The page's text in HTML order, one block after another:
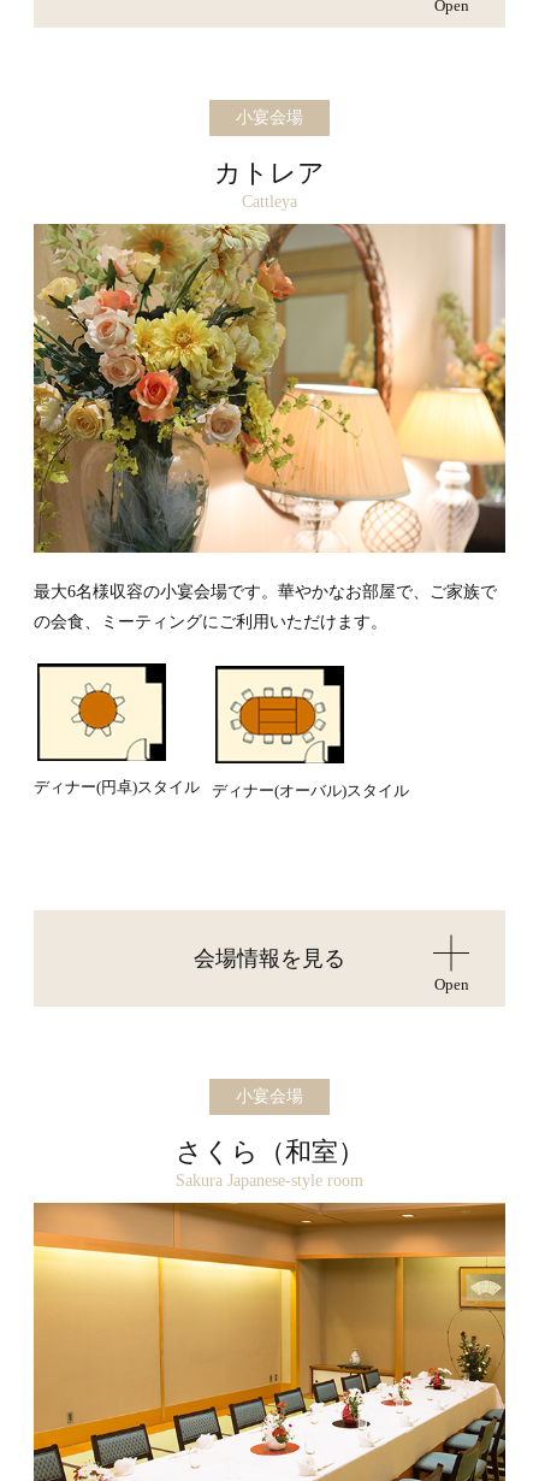
Open
小宴会場
カトレア
Cattleya
最大6名様収容の小宴会場です。華やかなお部屋で、ご家族で
の会食、ミーティングにご利用いただけます。
ディナー(円卓)スタイル ディナー(オーバル)スタイル
会場情報を見る
Open
小宴会場
さくら（和室）
Sakura Japanese-style room